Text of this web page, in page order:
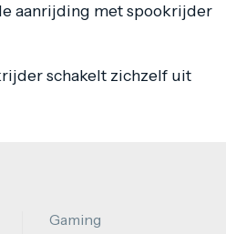
aanrijding met spookrijder
schakelt zichzelf uit
Gaming